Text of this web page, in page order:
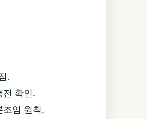
.
확인.
임 원칙.